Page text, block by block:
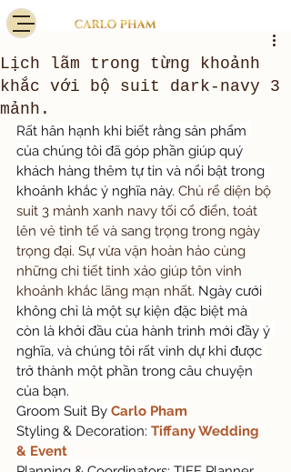
Lịch lãm trong từng khoảnh
khắc với bộ suit dark-navy 3
mảnh.
Rất hân hạnh khi biết rằng sản phẩm
của chúng tôi đã góp phần giúp quý
khách hàng thêm tự tin và nổi bật trong
khoảnh khắc ý nghĩa này. Chủ rể diện bộ
suit 3 mảnh xanh navy tối cổ điển, toát
lên vẻ tinh tế và sang trọng trong ngày
trọng đại. Sự vừa vặn hoàn hảo cùng
những chi tiết tinh xảo giúp tôn vinh
khoảnh khắc lãng mạn nhất. Ngày cưới
không chỉ là một sự kiện đặc biệt mà
còn là khởi đầu của hành trình mới đầy ý
nghĩa, và chúng tôi rất vinh dự khi được
trở thành một phần trong câu chuyện
của bạn.
Groom Suit By Carlo Pham
Styling & Decoration: Tiffany Wedding
& Event